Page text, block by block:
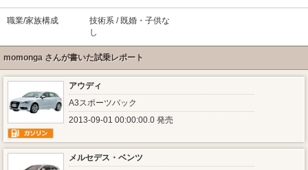
職業/家族構成
技術系 / 既婚・子供な
し
momonga さんが書いた試乗レポート
アウディ
A3スポーツバック
2013-09-01 00:00:00.0 発売
メルセデス・ベンツ